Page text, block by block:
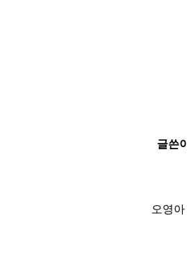
글쓴이
오영아